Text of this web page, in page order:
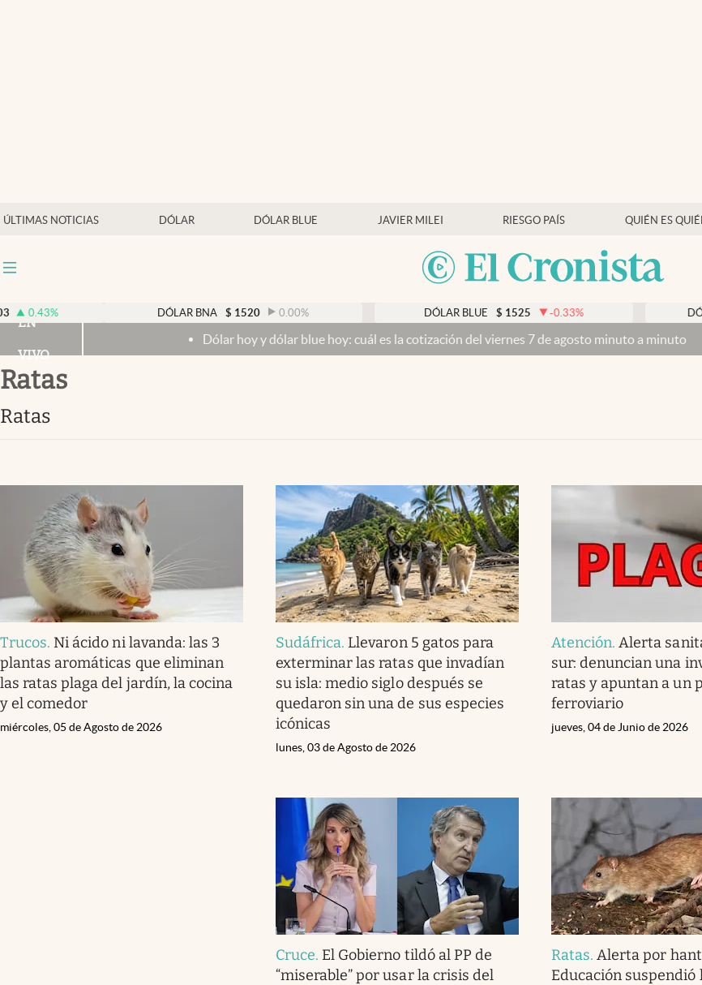
ÚLTIMAS NOTICIAS DÓLAR DÓLAR BLUE JAVIER MILEI RIESGO PAÍS QUIÉN ES
Mercados Online
Otras secciones
Infotechnology
Eventos Corporativos
El Cronista Studio
Mediakit
abre en nueva pestaña
$ 1520 0.00% DÓLAR BLUE $ 1525 -0.33% DÓLAR
EN
VIVO
Dólar hoy y dólar blue hoy: cuál es la cotización del viernes 7 de agosto minuto a minuto
ratas
ratas
Trucos. Ni ácido ni lavanda: las 3
plantas aromáticas que eliminan
las ratas plaga del jardín, la cocina
y el comedor
miércoles, 05 de Agosto de 2026
Sudáfrica. Llevaron 5 gatos para
exterminar las ratas que invadían
su isla: medio siglo después se
quedaron sin una de sus especies
icónicas
lunes, 03 de Agosto de 2026
Atención.Alerta
sur: denuncian una
ratas y apuntan a un
ferroviario
jueves, 04 de Junio de 2026
Cruce. El Gobierno tildó al PP de
“miserable” por usar la crisis del
Ratas.Alerta por
Educación suspendió